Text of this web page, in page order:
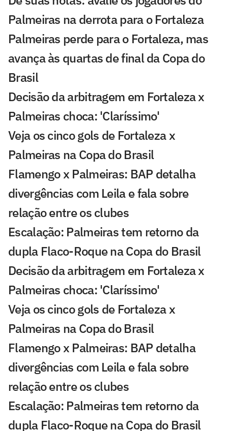
Palmeiras na derrota para o Fortaleza
Palmeiras perde para o Fortaleza, mas
avança às quartas de final da Copa do
Brasil
Decisão da arbitragem em Fortaleza x
Palmeiras choca: 'Claríssimo'
Veja os cinco gols de Fortaleza x
Palmeiras na Copa do Brasil
Flamengo x Palmeiras: BAP detalha
divergências com Leila e fala sobre
relação entre os clubes
Escalação: Palmeiras tem retorno da
dupla Flaco-Roque na Copa do Brasil
Decisão da arbitragem em Fortaleza x
Palmeiras choca: 'Claríssimo'
Veja os cinco gols de Fortaleza x
Palmeiras na Copa do Brasil
Flamengo x Palmeiras: BAP detalha
divergências com Leila e fala sobre
relação entre os clubes
Escalação: Palmeiras tem retorno da
dupla Flaco-Roque na Copa do Brasil